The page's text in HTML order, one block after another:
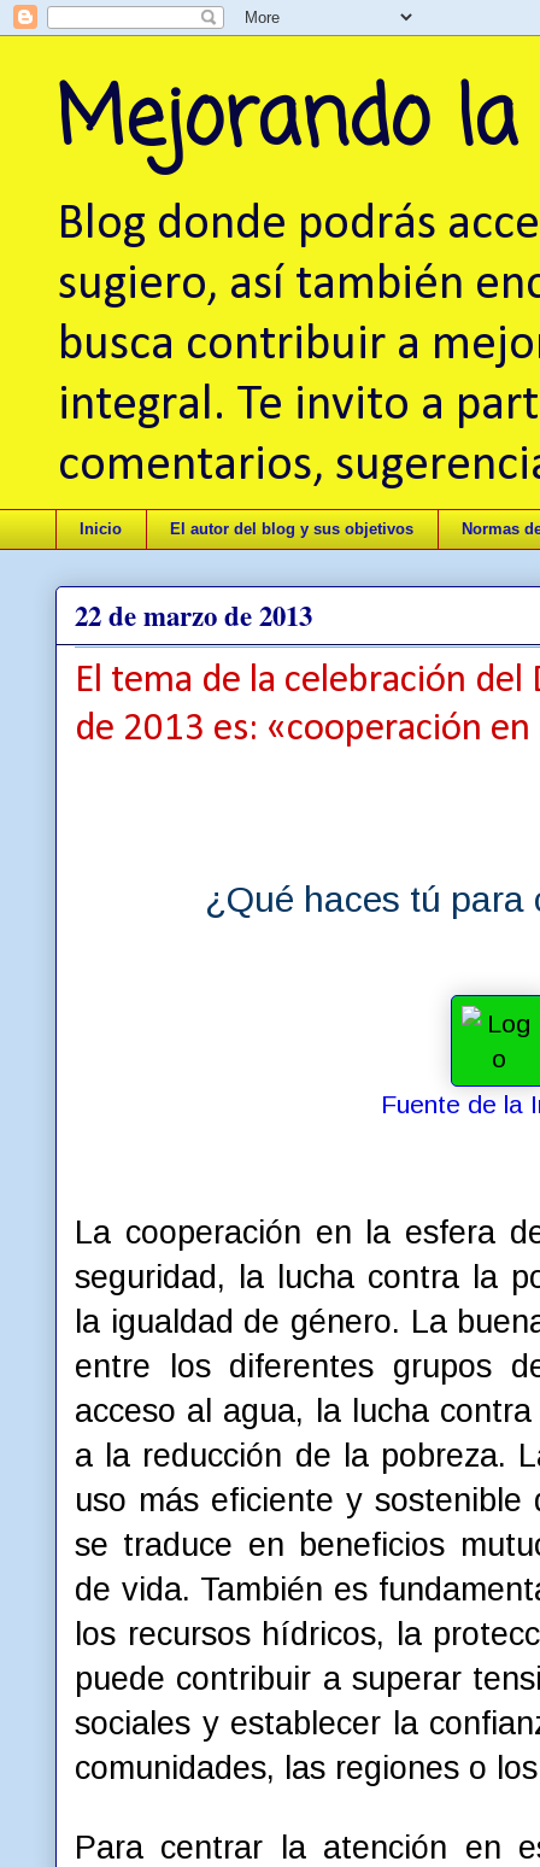
Mejorando
Blog donde podrás
sugiero, así también
busca contribuir a
integral. Te invito a
comentarios,
Inicio El autor del blog y sus objetivos Normas
22 de marzo de 2013
El tema de la celebración
de 2013 es: «cooperación
¿Qué haces tú para
Fuente de la
La cooperación en la esfera
seguridad, la lucha contra la
la igualdad de género. La
entre los diferentes grupos
acceso al agua, la lucha
a la reducción de la pobreza.
uso más eficiente y
se traduce en beneficios
de vida. También es
los recursos hídricos, la
puede contribuir a superar
sociales y establecer la
comunidades, las regiones o
Para centrar la atención en